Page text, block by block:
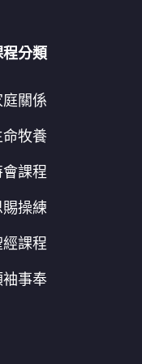
程分類
庭關係
命牧養
會課程
賜操練
經課程
袖事奉